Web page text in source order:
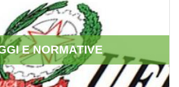
E NORMATIVE